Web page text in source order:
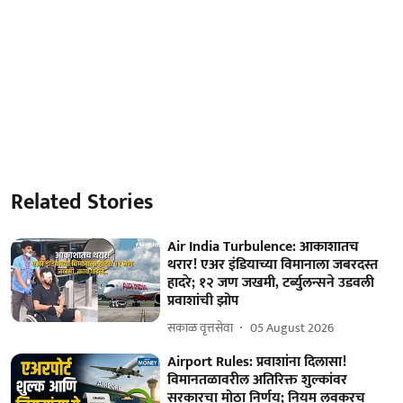
Related Stories
Air India Turbulence: आकाशातच
थरार! एअर इंडियाच्या विमानाला जबरदस्त
हादरे; १२ जण जखमी, टर्ब्युलन्सने उडवली
प्रवाशांची झोप
सकाळ वृत्तसेवा 05 August 2026
Airport Rules: प्रवाशांना दिलासा!
विमानतळावरील अतिरिक्त शुल्कांवर
सरकारचा मोठा निर्णय; नियम लवकरच